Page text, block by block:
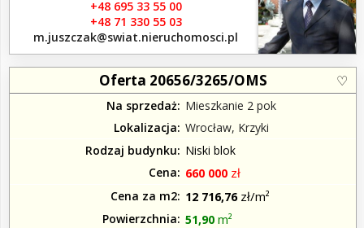
+48 695 33 55 00
+48 71 330 55 03
m.juszczak​@swiat.nieruchomosci.pl
Oferta 20656/3265/OMS
Na sprzedaż
Mieszkanie 2 pok
Lokalizacja Wrocław, Krzyki
Rodzaj budynku
Niski blok
Cena
660 000 zł
Cena za m2 12 716,76zł/m²
Powierzchnia 51,90 m²